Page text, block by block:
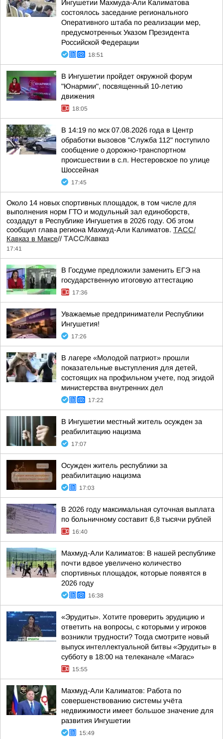
Ингушетии Махмуда-Али Калиматова
состоялось заседание регионального
Оперативного штаба по реализации мер,
предусмотренных Указом Президента
Российской Федерации
18:51
В Ингушетии пройдет окружной форум
"Юнармии", посвященный 10-летию
движения
18:05
В 14:19 по мск 07.08.2026 года в Центр
обработки вызовов "Служба 112" поступило
сообщение о дорожно-транспортном
происшествии в с.п. Нестеровское по улице
Шоссейная
17:45
Около 14 новых спортивных площадок, в том числе для
выполнения норм ГТО и модульный зал единоборств,
создадут в Республике Ингушетия в 2026 году. Об этом
сообщил глава региона Махмуд-Али Калиматов. ТАСС/
Кавказ в Максе// ТАСС/Кавказ
17:41
В Госдуме предложили заменить ЕГЭ на
государственную итоговую аттестацию
17:36
Уважаемые предприниматели Республики
Ингушетия!
17:26
В лагере «Молодой патриот» прошли
показательные выступления для детей,
состоящих на профильном учете, под эгидой
министерства внутренних дел
17:22
В Ингушетии местный житель осужден за
реабилитацию нацизма
17:07
Осужден житель республики за
реабилитацию нацизма
17:03
В 2026 году максимальная суточная выплата
по больничному составит 6,8 тысячи рублей
16:40
Махмуд-Али Калиматов: В нашей республике
почти вдвое увеличено количество
спортивных площадок, которые появятся в
2026 году
16:38
«Эрудиты». Хотите проверить эрудицию и
ответить на вопросы, с которыми у игроков
возникли трудности? Тогда смотрите новый
выпуск интеллектуальной битвы «Эрудиты» в
субботу в 18:00 на телеканале «Магас»
15:55
Махмуд-Али Калиматов: Работа по
совершенствованию системы учёта
недвижимости имеет большое значение для
развития Ингушетии
15:49